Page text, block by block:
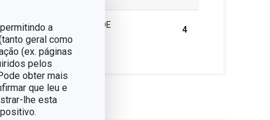
a
geral como
(ex. páginas
pelos
obter mais
que leu e
lhe esta
CAIXA MASTER (NÚMERO DE
PEÇAS)
4